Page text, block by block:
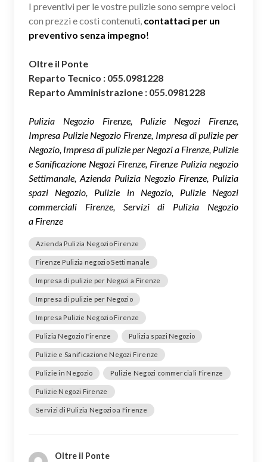
I preventivi per le vostre pulizie sono sempre veloci
con prezzi e costi contenuti, contattaci per un
preventivo senza impegno!
Oltre il Ponte
Reparto Tecnico : 055.0981228
Reparto Amministrazione : 055.0981228
Pulizia Negozio Firenze, Pulizie Negozi Firenze,
Impresa Pulizie Negozio Firenze, Impresa di pulizie per
Negozio, Impresa di pulizie per Negozi a Firenze, Pulizie
e Sanificazione Negozi Firenze, Firenze Pulizia negozio
Settimanale, Azienda Pulizia Negozio Firenze, Pulizia
spazi Negozio, Pulizie in Negozio, Pulizie Negozi
commerciali Firenze, Servizi di Pulizia Negozio
a Firenze
Azienda Pulizia Negozio Firenze
Firenze Pulizia negozio Settimanale
Impresa di pulizie per Negozi a Firenze
Impresa di pulizie per Negozio
Impresa Pulizie Negozio Firenze
Pulizia Negozio Firenze Pulizia spazi Negozio
Pulizie e Sanificazione Negozi Firenze
Pulizie in Negozio Pulizie Negozi commerciali Firenze
Pulizie Negozi Firenze
Servizi di Pulizia Negozio a Firenze
Oltre il Ponte